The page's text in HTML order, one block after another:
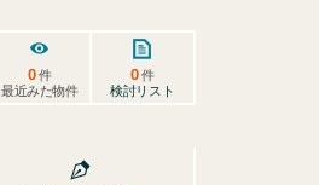
0件
最近みた物件
0件
検討リスト